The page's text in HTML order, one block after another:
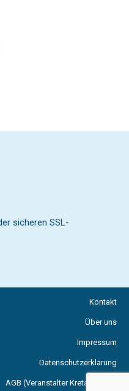
sicheren SSL-
Kontakt
Über uns
Impressum
Datenschutzerklärung
AGB (Veranstalter Kreta Reisen)